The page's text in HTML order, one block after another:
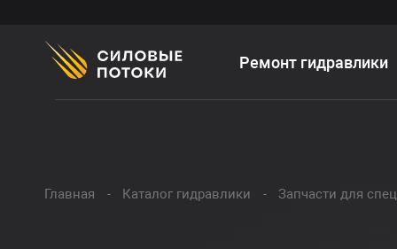
Ремонт гидравлики
Главная Каталог гидравлики Запчасти для